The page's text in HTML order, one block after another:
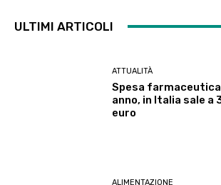
ULTIMI ARTICOLI
ATTUALITÀ
Spesa
anno, in Italia sale a
euro
ALIMENTAZIONE